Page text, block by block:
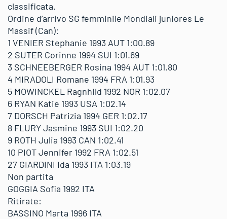
classificata.
Ordine d’arrivo SG femminile Mondiali juniores Le
Massif (Can):
1 VENIER Stephanie 1993 AUT 1:00.89
2 SUTER Corinne 1994 SUI 1:01.69
3 SCHNEEBERGER Rosina 1994 AUT 1:01.80
4 MIRADOLI Romane 1994 FRA 1:01.93
5 MOWINCKEL Ragnhild 1992 NOR 1:02.07
6 RYAN Katie 1993 USA 1:02.14
7 DORSCH Patrizia 1994 GER 1:02.17
8 FLURY Jasmine 1993 SUI 1:02.20
9 ROTH Julia 1993 CAN 1:02.41
10 PIOT Jennifer 1992 FRA 1:02.51
27 GIARDINI Ida 1993 ITA 1:03.19
Non partita
GOGGIA Sofia 1992 ITA
Ritirate:
BASSINO Marta 1996 ITA